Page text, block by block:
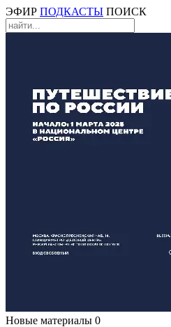
ЭФИР ПОДКАСТЫ ПОИСК
Новые материалы 0